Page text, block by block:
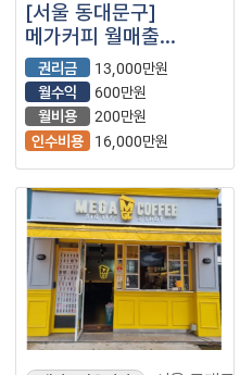
[서울 동대문구]
메가커피 월매출
2800+@ //초역세권
권리금
13,000만원
월수익
600만원
월비용
200만원
인수비용
16,000만원